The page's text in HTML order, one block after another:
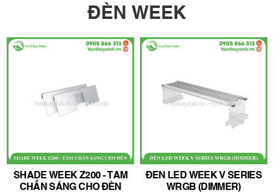
ĐÈN WEEK
SHADE WEEK Z200 - TẤM
CHẮN SÁNG CHO ĐÈN
ĐÈN LED WEEK V SERIES
WRGB (DIMMER)